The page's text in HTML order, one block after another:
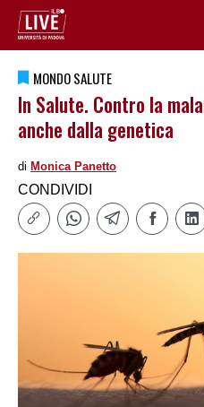
MONDO SALUTE
In Salute. Contro la
anche dalla genetica
di Monica Panetto
CONDIVIDI